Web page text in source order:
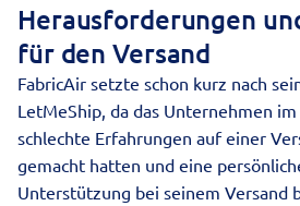
Herausforderungen
für den Versand
FabricAir setzte schon kurz nach
LetMeShip, da das Unternehmen
schlechte Erfahrungen auf einer
gemacht hatten und eine
Unterstützung bei seinem Versand